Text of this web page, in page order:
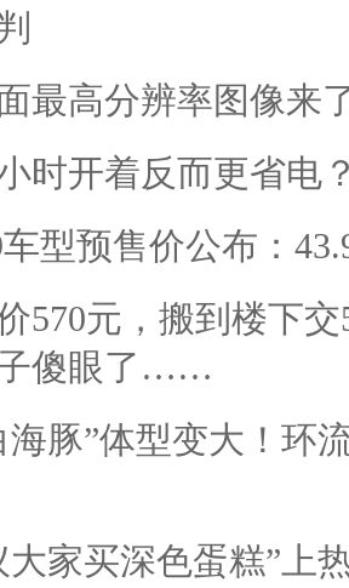
最高分辨率图像来
时开着反而更省电
型预售价公布：
570元，搬到楼下
傻眼了……
海豚”体型变大！环
大家买深色蛋糕”上